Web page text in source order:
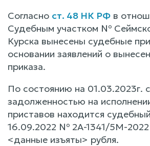
Согласно ст. 48 НК РФ в
Судебным участком №
Курска вынесены судебные
основании заявлений о
приказа.
По состоянию на 01.03.2023г.
задолженностью на
приставов находится
16.09.2022 № 2А-1341/5М-2022
<данные изъяты> рубля.